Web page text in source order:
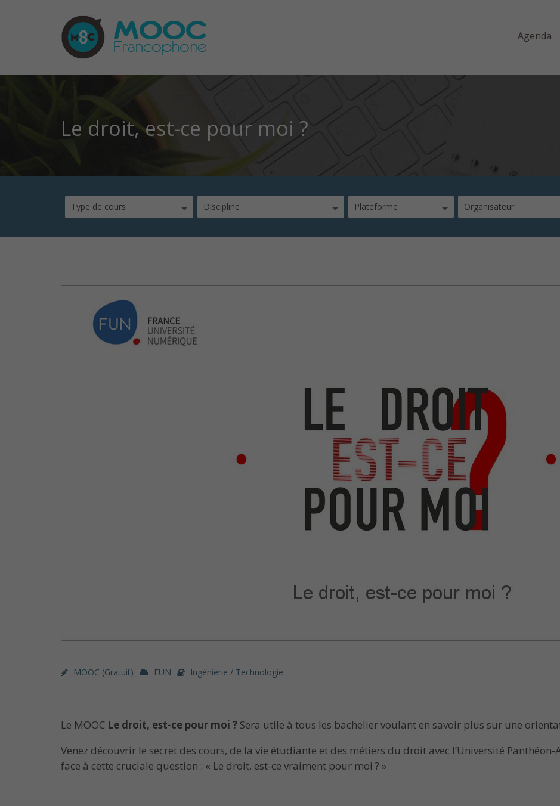
Agenda
Le droit, est-ce pour moi ?
Type de cours Discipline Plateforme Organisateur
MOOC (gratuit) FUN Ingénierie / Technologie
Le MOOC Le droit, est-ce pour moi ? Sera utile à tous les bachelier voulant en savoir plus sur une
Venez découvrir le secret des cours, de la vie étudiante et des métiers du droit avec l’Université Panthéon-
face à cette cruciale question : « Le droit, est-ce vraiment pour moi ? »